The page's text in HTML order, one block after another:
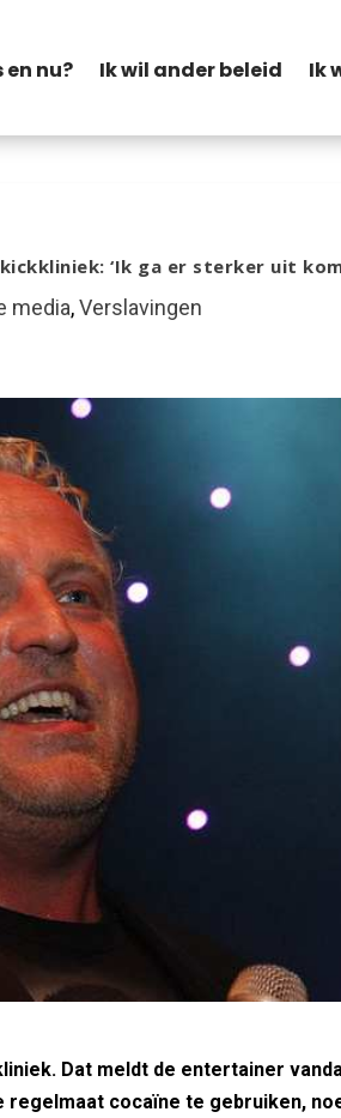
en nu? Ik wil ander beleid Ik
‘Ik ga er sterker uit
media,Verslavingen
Dat meldt de entertainer
cocaïne te gebruiken,